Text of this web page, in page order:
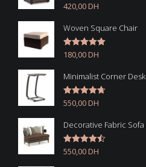
Note5.00
sur 5
420,00DH
Woven Square Chair
Note5.00
sur 5
180,00DH
Minimalist Corner Desk
Note4.67
sur 5
550,00DH
Decorative Fabric Sofa
Note4.50
sur 5
550,00DH